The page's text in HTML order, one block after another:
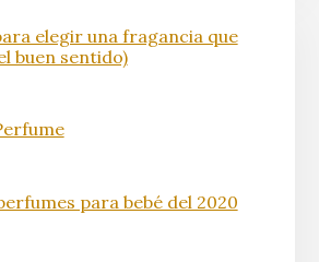
elegir una fragancia que
buen sentido)
para bebé del 2020